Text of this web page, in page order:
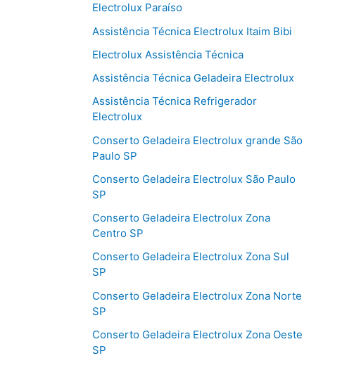
Electrolux Paraíso
Assistência Técnica Electrolux Itaim Bibi
Electrolux Assistência Técnica
Assistência Técnica Geladeira Electrolux
Assistência Técnica Refrigerador
Electrolux
Conserto Geladeira Electrolux grande São
Paulo SP
Conserto Geladeira Electrolux São Paulo
SP
Conserto Geladeira Electrolux Zona
Centro SP
Conserto Geladeira Electrolux Zona Sul
SP
Conserto Geladeira Electrolux Zona Norte
SP
Conserto Geladeira Electrolux Zona Oeste
SP